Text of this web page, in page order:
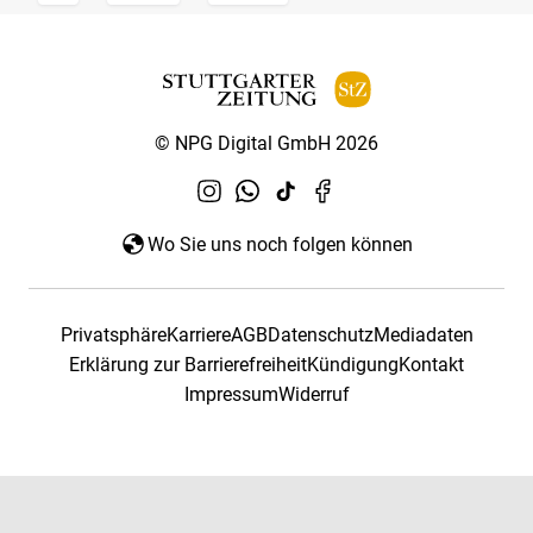
© NPG Digital GmbH 2026
Wo Sie uns noch folgen können
PrivatsphäreKarriereAGBDatenschutzMediadaten
Erklärung zur BarrierefreiheitKündigungKontakt
ImpressumWiderruf